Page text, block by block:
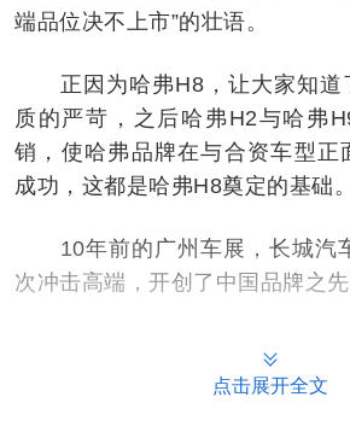
端品位决不上市”的壮语。
正因为哈弗H8，让大家知道
质的严苛，之后哈弗H2与哈弗
销，使哈弗品牌在与合资车型正
成功，这都是哈弗H8奠定的基础。
10年前的广州车展，长城汽
次冲击高端，开创了中国品牌之先
决心从高端向AI智能化转型。
点击展开全文